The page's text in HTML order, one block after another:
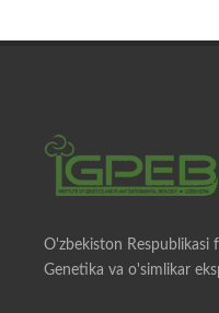
O'zbekiston Respublikasi
Genetika va o'simlikar